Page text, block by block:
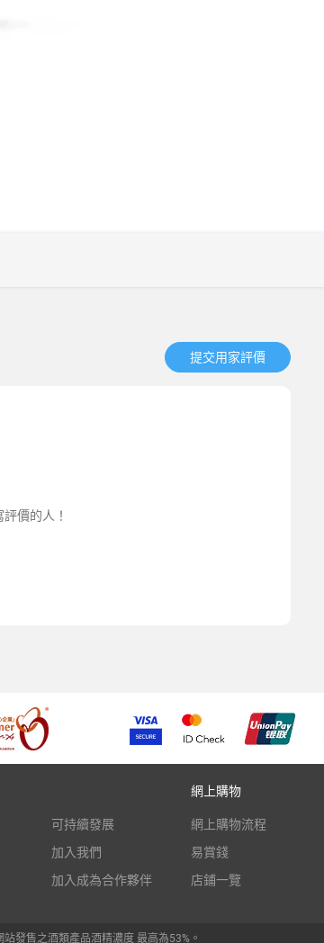
提交用家評價​
價的人！
可持續發展
加入我們
加入成為合作夥伴
網上購物
網上購物流程
易賞錢
店鋪一覽
發售之酒類產品酒精濃度 最高為53%。